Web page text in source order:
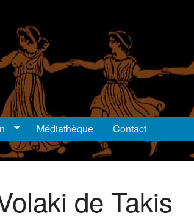
Médiathèque Contact
de Takis